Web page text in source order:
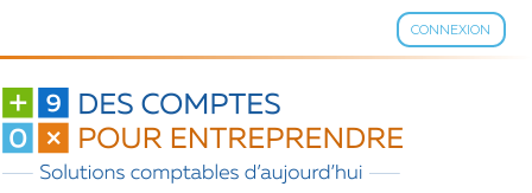
CONNEXION
Aller
contenu